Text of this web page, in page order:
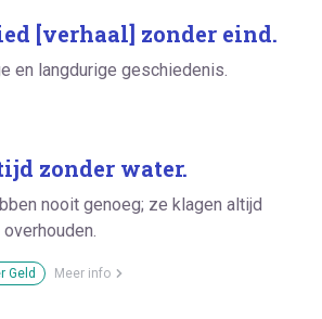
[verhaal] zonder eind.
en langdurige geschiedenis.
zonder water.
nooit genoeg; ze klagen altijd
Geld Meer info